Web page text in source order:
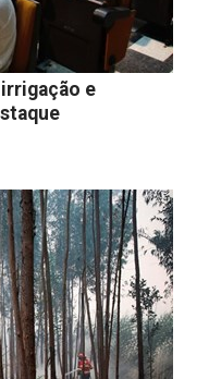
e